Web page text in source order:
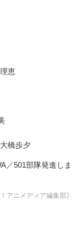
恵
橋歩夕
／501部隊発進しま
！アニメディア編集部》